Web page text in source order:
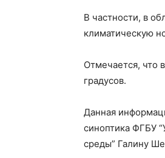
В частности, в
климатическую
Отмечается, что
градусов.
Данная
синоптика ФГБУ
среды” Галину